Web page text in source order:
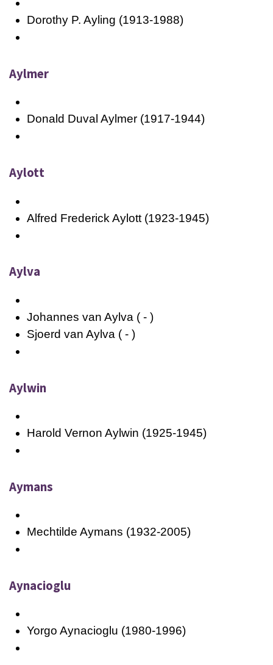
Dorothy P. Ayling (1913-1988)
Aylmer
Donald Duval Aylmer (1917-1944)
Aylott
Alfred Frederick Aylott (1923-1945)
Aylva
Johannes van Aylva ( - )
Sjoerd van Aylva ( - )
Aylwin
Harold Vernon Aylwin (1925-1945)
Aymans
Mechtilde Aymans (1932-2005)
Aynacioglu
Yorgo Aynacioglu (1980-1996)